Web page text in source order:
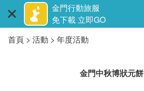
主
金門行動旅服
免下載 立即GO
首頁
活動 年度活動
金門中秋博狀元餅